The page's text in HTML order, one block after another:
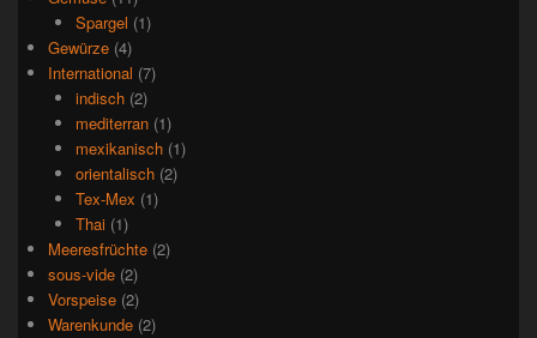
Spargel (1)
Gewürze (4)
International (7)
indisch(2)
mediterran(1)
mexikanisch(1)
orientalisch(2)
Tex-Mex (1)
Thai(1)
Meeresfrüchte (2)
sous-vide (2)
Vorspeise (2)
Warenkunde (2)